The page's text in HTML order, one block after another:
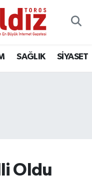
SAĞLIK SİYASET
Oldu